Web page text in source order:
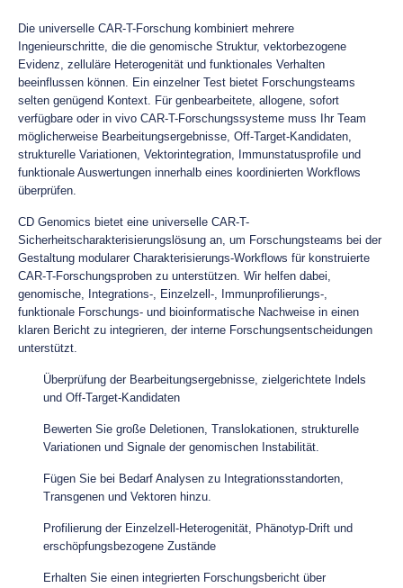
Die universelle CAR-T-Forschung kombiniert mehrere
Ingenieurschritte, die die genomische Struktur, vektorbezogene
Evidenz, zelluläre Heterogenität und funktionales Verhalten
beeinflussen können. Ein einzelner Test bietet Forschungsteams
selten genügend Kontext. Für genbearbeitete, allogene, sofort
verfügbare oder in vivo CAR-T-Forschungssysteme muss Ihr Team
möglicherweise Bearbeitungsergebnisse, Off-Target-Kandidaten,
strukturelle Variationen, Vektorintegration, Immunstatusprofile und
funktionale Auswertungen innerhalb eines koordinierten Workflows
überprüfen.
CD Genomics bietet eine universelle CAR-T-
Sicherheitscharakterisierungslösung an, um Forschungsteams bei der
Gestaltung modularer Charakterisierungs-Workflows für konstruierte
CAR-T-Forschungsproben zu unterstützen. Wir helfen dabei,
genomische, Integrations-, Einzelzell-, Immunprofilierungs-,
funktionale Forschungs- und bioinformatische Nachweise in einen
klaren Bericht zu integrieren, der interne Forschungsentscheidungen
unterstützt.
Überprüfung der Bearbeitungsergebnisse, zielgerichtete Indels
und Off-Target-Kandidaten
Bewerten Sie große Deletionen, Translokationen, strukturelle
Variationen und Signale der genomischen Instabilität.
Fügen Sie bei Bedarf Analysen zu Integrationsstandorten,
Transgenen und Vektoren hinzu.
Profilierung der Einzelzell-Heterogenität, Phänotyp-Drift und
erschöpfungsbezogene Zustände
Erhalten Sie einen integrierten Forschungsbericht über